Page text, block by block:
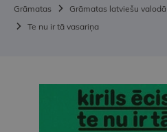
Grāmatas Grāmatas latviešu valodā
Te nu ir tā vasariņa